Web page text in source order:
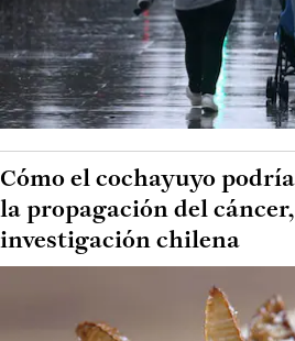
Cómo el cochayuyo
la propagación del
investigación chilena